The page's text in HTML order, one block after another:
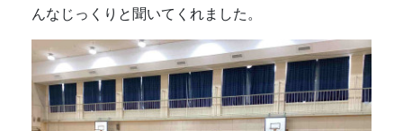
んなじっくりと聞いてくれました。